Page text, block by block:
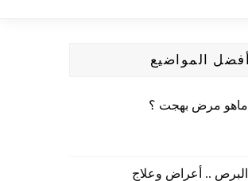
أفضل المواضيع
ماهو مرض بهجت ؟
البرص .. أعراض وعلاج